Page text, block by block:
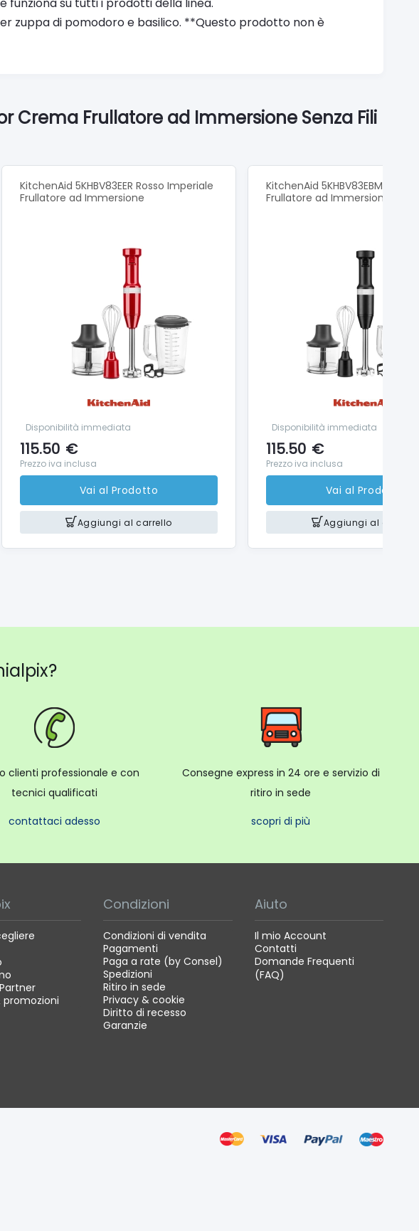
su tutti i prodotti della linea.
zuppa di pomodoro e basilico. **Questo prodotto non è
Crema Frullatore ad Immersione Senza Fili
KitchenAid 5KHBV83EER Rosso Imperiale
Frullatore ad Immersione
Disponibilità immediata
115.50 €
Prezzo iva inclusa
Vai al Prodotto
Aggiungi al carrello
KitchenAid 5KHBV83EBM Nero
Frullatore ad Immersione
Disponibilità immediata
115.50 €
Prezzo iva inclusa
Vai al Prodotto
Aggiungi al carrello
clienti professionale e con
tecnici qualificati
contattaci adesso
Consegne express in 24 ore e servizio di
ritiro in sede
scopri di più
Condizioni
Condizioni di vendita
Pagamenti
Paga a rate (by Consel)
Spedizioni
Ritiro in sede
Privacy & cookie
Diritto di recesso
Garanzie
Aiuto
Il mio Account
Contatti
Domande Frequenti
(FAQ)